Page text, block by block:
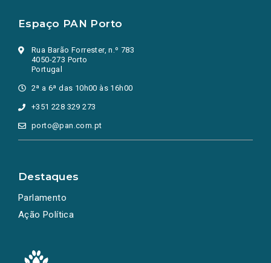
Espaço PAN Porto
Rua Barão Forrester, n.º 783
4050-273 Porto
Portugal
2ª a 6ª das 10h00 às 16h00
+351 228 329 273
porto@pan.com.pt
Destaques
Parlamento
Ação Política